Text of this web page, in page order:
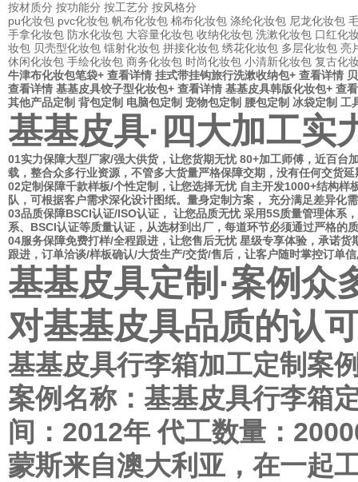
按材质分 按功能分 按工艺分 按风格分
pu化妆包 pvc化妆包 帆布化妆包 棉布化妆包 涤纶化妆包 尼龙化妆包
手拿化妆包 防水化妆包 大容量化妆包 收纳化妆包 洗漱化妆包 口红化
妆包 贝壳型化妆包 镭射化妆包 拼接化妆包 绣花化妆包 多层化妆包 亮
休闲化妆包 手绘化妆包 商务化妆包 时尚化妆包 小清新化妆包 复古化
牛津布化妆包笔袋+ 查看详情 挂式带挂钩旅行洗漱收纳包+ 查看详情
查看详情 基基皮具饺子型化妆包+ 查看详情 基基皮具韩版化妆包+ 查
其他产品定制 背包定制 电脑包定制 宠物包定制 腰包定制 冰袋定制 工
品质保障 匠心工艺 精致细节 国际认证
在选择箱包手袋ODM/OEM工厂时您
品质不稳定？管理资质不规范，产品合格率低打样时间长？打样时间
少，没有新潮选择解决 能力差？经验少，客户类型少，材料间特性了
所担心的问题统统不是问题
基基皮具·四大加工实
01实力保障大型厂家/强大供货，让您货期无忧 80+加工师傅，近百
载，整合众多行业资源，不管多大货量严格保障交期，没有任何交货
02定制保障千款样板/个性定制，让您选择无忧 自主开发1000+结构
队，可根据客户需求深化设计图纸。量身定制方案， 充分满足差异化
03品质保障BSCI认证/ISO认证， 让您品质无忧 采用5S质量管理体系
系、BSCI认证等质量认证，从选材到出厂，每道环节必须通过严格的
04服务保障免费打样/全程跟进，让您售后无忧 星级专享体验，承诺
跟进，订单洽谈/样板确认/大货生产/交货/售后，让客户随时掌控订单
基基皮具定制·案例众
对基基皮具品质的认
基基皮具行李箱加工定制案
案例名称：基基皮具行李箱
间：2012年 代工数量：
蒙斯来自澳大利亚，在一起